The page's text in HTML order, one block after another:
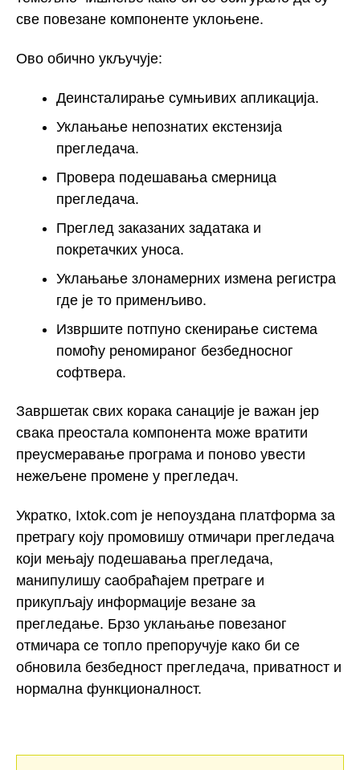
све повезане компоненте уклоњене.
Ово обично укључује:
Деинсталирање сумњивих апликација.
Уклањање непознатих екстензија
прегледача.
Провера подешавања смерница
прегледача.
Преглед заказаних задатака и
покретачких уноса.
Уклањање злонамерних измена регистра
где је то применљиво.
Извршите потпуно скенирање система
помоћу реномираног безбедносног
софтвера.
Завршетак свих корака санације је важан јер
свака преостала компонента може вратити
преусмеравање програма и поново увести
нежељене промене у прегледач.
Укратко, Ixtok.com је непоуздана платформа за
претрагу коју промовишу отмичари прегледача
који мењају подешавања прегледача,
манипулишу саобраћајем претраге и
прикупљају информације везане за
прегледање. Брзо уклањање повезаног
отмичара се топло препоручује како би се
обновила безбедност прегледача, приватност и
нормална функционалност.